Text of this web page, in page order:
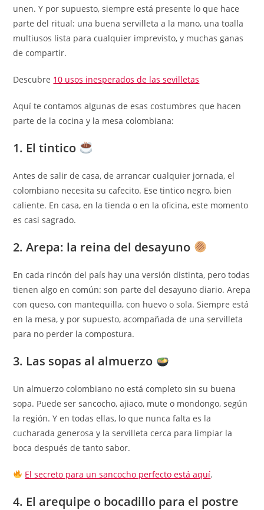
unen. Y por supuesto, siempre está presente lo que hace
parte del ritual: una buena servilleta a la mano, una toalla
multiusos lista para cualquier imprevisto, y muchas ganas
de compartir.
Descubre 10 usos inesperados de las sevilletas
Aquí te contamos algunas de esas costumbres que hacen
parte de la cocina y la mesa colombiana:
1. El tintico
Antes de salir de casa, de arrancar cualquier jornada, el
colombiano necesita su cafecito. Ese tintico negro, bien
caliente. En casa, en la tienda o en la oficina, este momento
es casi sagrado.
2. Arepa: la reina del desayuno
En cada rincón del país hay una versión distinta, pero todas
tienen algo en común: son parte del desayuno diario. Arepa
con queso, con mantequilla, con huevo o sola. Siempre está
en la mesa, y por supuesto, acompañada de una servilleta
para no perder la compostura.
3. Las sopas al almuerzo
Un almuerzo colombiano no está completo sin su buena
sopa. Puede ser sancocho, ajiaco, mute o mondongo, según
la región. Y en todas ellas, lo que nunca falta es la
cucharada generosa y la servilleta cerca para limpiar la
boca después de tanto sabor.
El secreto para un sancocho perfecto está aquí.
4. El arequipe o bocadillo para el postre